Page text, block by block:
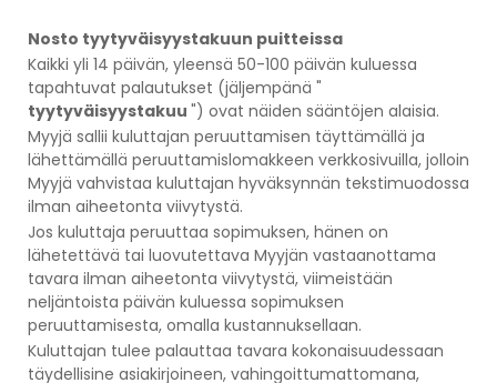
Nosto tyytyväisyystakuun puitteissa
Kaikki yli 14 päivän, yleensä 50-100 päivän kuluessa
tapahtuvat palautukset (jäljempänä "
tyytyväisyystakuu ") ovat näiden sääntöjen alaisia.
Myyjä sallii kuluttajan peruuttamisen täyttämällä ja
lähettämällä peruuttamislomakkeen verkkosivuilla, jolloin
Myyjä vahvistaa kuluttajan hyväksynnän tekstimuodossa
ilman aiheetonta viivytystä.
Jos kuluttaja peruuttaa sopimuksen, hänen on
lähetettävä tai luovutettava Myyjän vastaanottama
tavara ilman aiheetonta viivytystä, viimeistään
neljäntoista päivän kuluessa sopimuksen
peruuttamisesta, omalla kustannuksellaan.
Kuluttajan tulee palauttaa tavara kokonaisuudessaan
täydellisine asiakirjoineen, vahingoittumattomana,